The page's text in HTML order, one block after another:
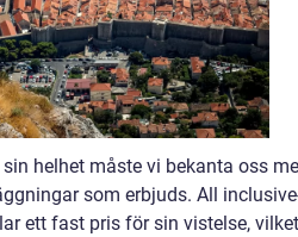
helhet måste vi bekanta oss
som erbjuds. All
ett fast pris för sin vistelse, vilket